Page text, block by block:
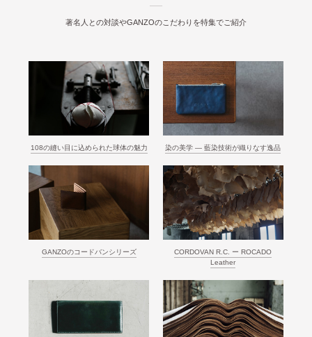
著名人との対談やGANZOのこだわりを特集でご紹介
108の縫い目に込められた球体の魅力 染の美学 ― 藍染技術が織りなす逸品
GANZOのコードバンシリーズ
CORDOVAN R.C. ー ROCADO
Leather